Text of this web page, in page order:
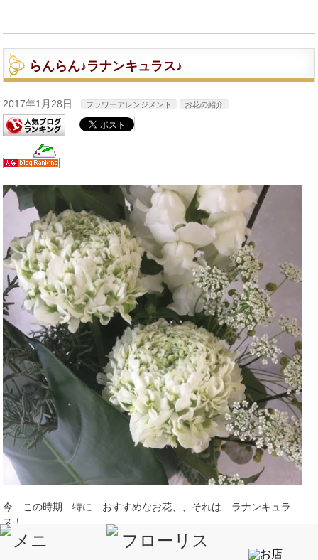
らんらん♪ラナンキュラス♪
2017年1月28日 フラワーアレンジメント お花の紹介
今 この時期 特に おすすめなお花、、それは ラナンキュラ
ス！